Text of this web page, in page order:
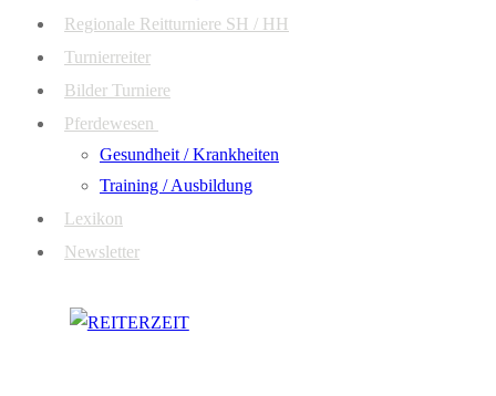
Regionale Reitturniere SH / HH
Turnierreiter
Bilder Turniere
Pferdewesen
Gesundheit / Krankheiten
Training / Ausbildung
Lexikon
Newsletter